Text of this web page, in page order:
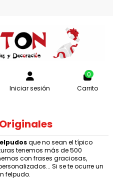
Iniciar sesión
0
Carrito
que no sean el típico
tenemos más de 500
con frases graciosas,
Si se te ocurre un
felpudo.